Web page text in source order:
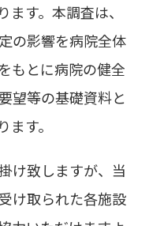
す。本調査は、
の影響を病院全体
もとに病院の健全
望等の基礎資料と
す。
け致しますが、当
け取られた各施設